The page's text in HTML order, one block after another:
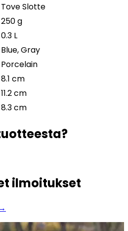
Tove Slotte
250 g
0.3 L
Blue, Gray
Porcelain
8.1 cm
11.2 cm
8.3 cm
ilmoitukset